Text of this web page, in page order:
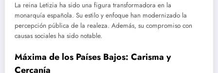
La reina Letizia ha sido una figura transformadora en la
monarquía española. Su estilo y enfoque han modernizado la
percepción pública de la realeza. Además, su compromiso con
causas sociales ha sido notable.
Máxima de los Países Bajos: Carisma y
Cercanía